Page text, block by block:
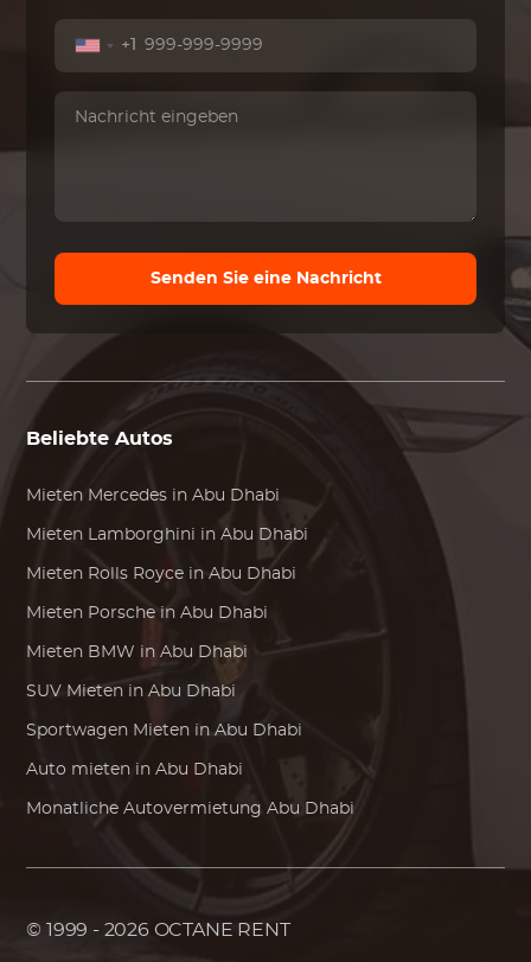
+1
Senden Sie eine Nachricht
Beliebte Autos
Mieten Mercedes in Abu Dhabi
Mieten Lamborghini in Abu Dhabi
Mieten Rolls Royce in Abu Dhabi
Mieten Porsche in Abu Dhabi
Mieten BMW in Abu Dhabi
SUV Mieten in Abu Dhabi
Sportwagen Mieten in Abu Dhabi
Auto mieten in Abu Dhabi
Monatliche Autovermietung Abu Dhabi
© 1999 - 2026 OCTANE RENT